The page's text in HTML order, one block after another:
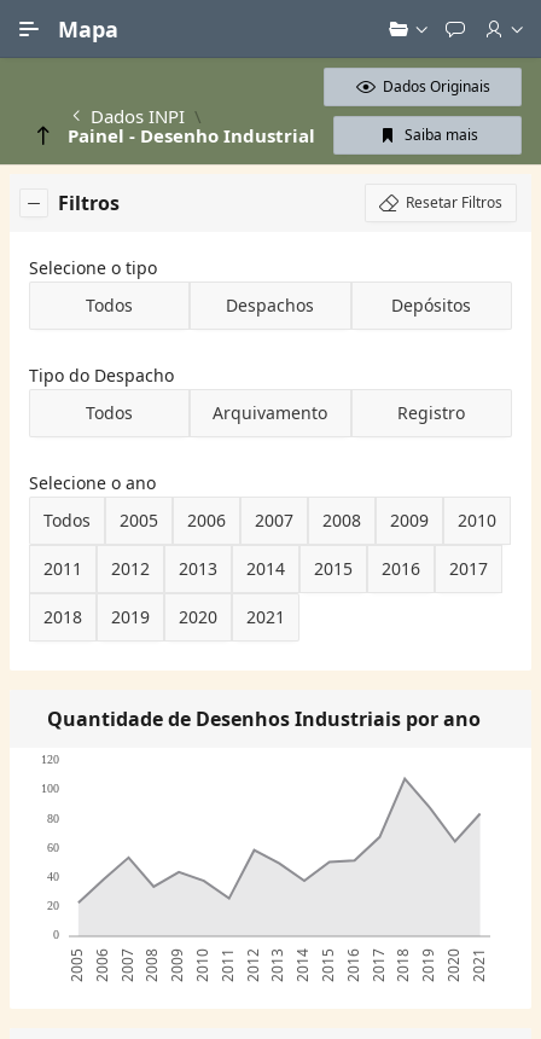
Mapa
Dados INPI
Painel - Desenho Industrial
Dados Originais
Saiba mais
Filtros Resetar Filtros
Selecione o tipo
Todos
Despachos Depósitos
Tipo do Despacho
Todos
Arquivamento Registro
Selecione o ano
Todos
2005 2006 2007 2008 2009 2010
2011 2012 2013 2014 2015 2016 2017
2018 2019 2020 2021
Quantidade de Desenhos Industriais por ano
0
20
40
60
80
100
120
2005 2006 2007 2008 2009 2010 2011 2012 2013 2014 2015 2016 2017 2018 2019 2020 2021